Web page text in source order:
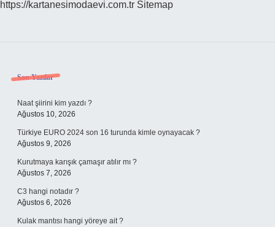
https://kartanesimodaevi.com.tr Sitemap
Sidebar
Son Yazılar
Naat şiirini kim yazdı ?
Ağustos 10, 2026
Türkiye EURO 2024 son 16 turunda kimle oynayacak ?
Ağustos 9, 2026
Kurutmaya karışık çamaşır atılır mı ?
Ağustos 7, 2026
C3 hangi notadır ?
Ağustos 6, 2026
Kulak mantısı hangi yöreye ait ?